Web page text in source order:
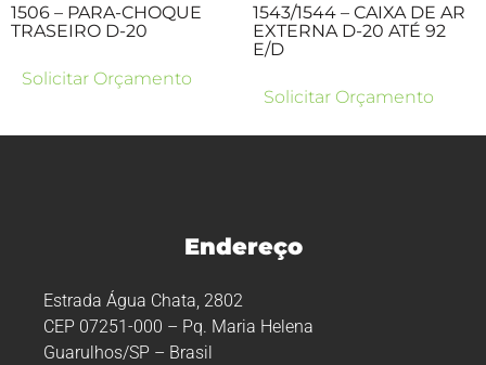
1506 – PARA-CHOQUE
TRASEIRO D-20
Solicitar Orçamento
1543/1544 – CAIXA DE AR
EXTERNA D-20 ATÉ 92
E/D
Solicitar Orçamento
Endereço
Estrada Água Chata, 2802
CEP 07251-000 – Pq. Maria Helena
Guarulhos/SP – Brasil